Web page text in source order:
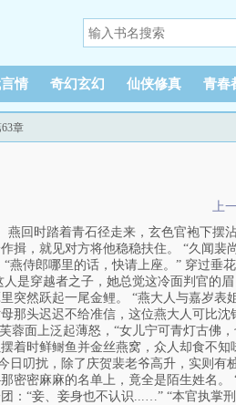
情 奇幻玄幻 仙侠修真 青春
章
上
燕回时踏着青石径走来，玄色官袍下
揖，就见对方将他稳稳扶住。 “久闻
燕侍郎哪里的话，快请上座。” 穿过
是穿越者之子，她总觉这冷面判官的
然跃起一尾金鲤。 “燕大人与嘉岁表
那头迟迟不给准信，这位燕大人可比
蓉面上泛起薄怒，“女儿宁可青灯古佛
着时鲜鲥鱼并金丝燕窝，众人却食不
日叨扰，除了庆贺裴老爷高升，实则
密麻麻的名单上，竟全是陌生姓名。
：“妾、妾身也不认识...…” “本官执掌